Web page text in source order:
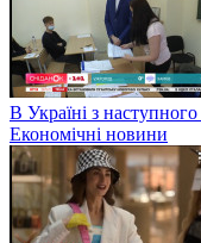
В Україні з
Економічні новини